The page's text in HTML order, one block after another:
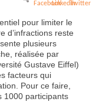
pour limiter le
d’infractions reste
plusieurs
réalisée par
Gustave Eiffel)
facteurs qui
Pour ce faire,
1000 participants